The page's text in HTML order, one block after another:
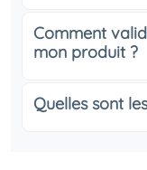
Comment
mon produit ?
Quelles sont